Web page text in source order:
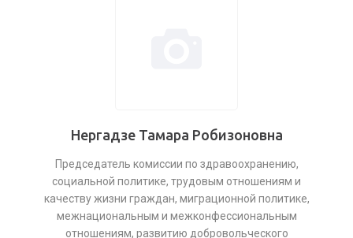
Нергадзе Тамара Робизоновна
Председатель комиссии по здравоохранению,
социальной политике, трудовым отношениям и
качеству жизни граждан, миграционной политике,
межнациональным и межконфессиональным
отношениям, развитию добровольческого